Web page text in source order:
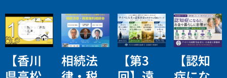
【香川
相続法
【第3
【認知